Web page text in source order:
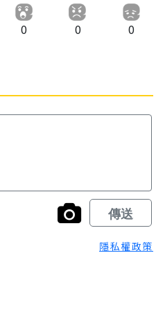
0 0 0
隱私權政策